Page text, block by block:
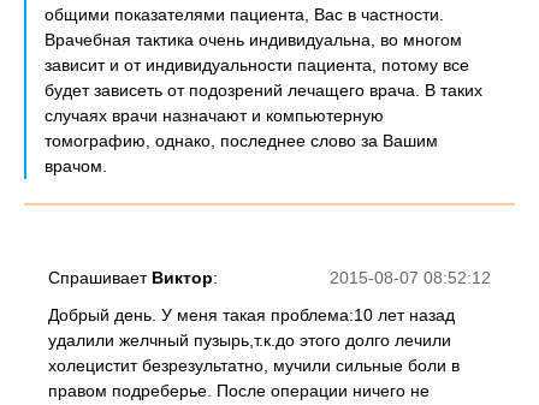
общими показателями пациента, Вас в частности.
Врачебная тактика очень индивидуальна, во многом
зависит и от индивидуальности пациента, потому все
будет зависеть от подозрений лечащего врача. В таких
случаях врачи назначают и компьютерную
томографию, однако, последнее слово за Вашим
врачом.
2015-08-07 08:52:12
Спрашивает Виктор:
Добрый день. У меня такая проблема:10 лет назад
удалили желчный пузырь,т.к.до этого долго лечили
холецистит безрезультатно, мучили сильные боли в
правом подреберье. После операции ничего не